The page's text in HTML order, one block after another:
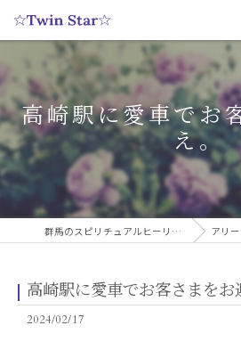
高崎駅に愛車でお
え。
群馬のスピリチュアルヒーリングサロンなら実績多数の☆Twin Star☆ アリーシャのス
高崎駅に愛車でお客さまをお
2024/02/17